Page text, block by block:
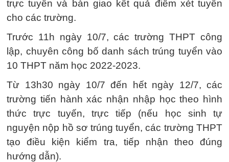
trực tuyến và bàn giao kết quả điểm xét tuyển
cho các trường.
Trước 11h ngày 10/7, các trường THPT công
lập, chuyên công bố danh sách trúng tuyển vào
10 THPT năm học 2022-2023.
Từ 13h30 ngày 10/7 đến hết ngày 12/7, các
trường tiến hành xác nhận nhập học theo hình
thức trực tuyến, trực tiếp (nếu học sinh tự
nguyện nộp hồ sơ trúng tuyển, các trường THPT
tạo điều kiện kiểm tra, tiếp nhận theo đúng
hướng dẫn).